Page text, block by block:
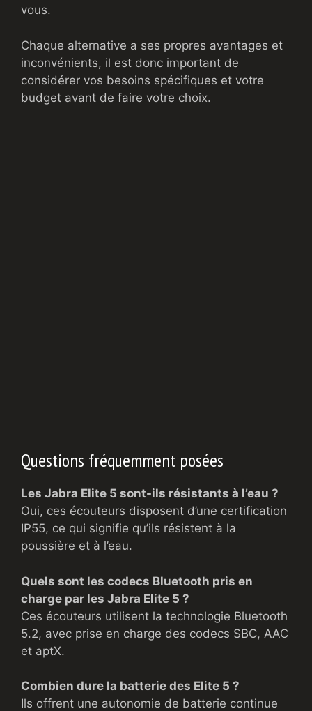
vous.
Chaque alternative a ses propres avantages et
inconvénients, il est donc important de
considérer vos besoins spécifiques et votre
budget avant de faire votre choix.
Questions fréquemment posées
Les Jabra Elite 5 sont-ils résistants à l’eau ?
Oui, ces écouteurs disposent d’une certification
IP55, ce qui signifie qu’ils résistent à la
poussière et à l’eau.
Quels sont les codecs Bluetooth pris en
charge par les Jabra Elite 5 ?
Ces écouteurs utilisent la technologie Bluetooth
5.2, avec prise en charge des codecs SBC, AAC
et aptX.
Combien dure la batterie des Elite 5 ?
Ils offrent une autonomie de batterie continue